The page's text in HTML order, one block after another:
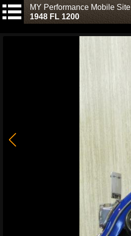
MY Performance Mobile Site
1948 FL 1200